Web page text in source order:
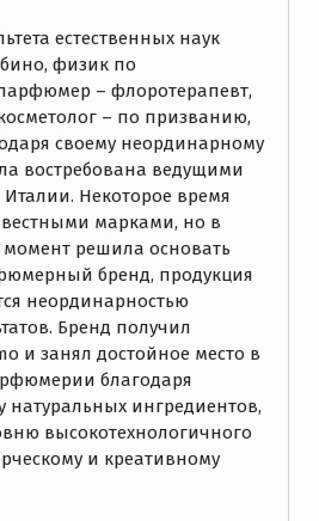
естественных наук
физик по
– флоротерапевт,
– по призванию,
своему неординарному
востребована ведущими
Некоторое время
марками, но в
решила основать
бренд, продукция
неординарностью
Бренд получил
и занял достойное место в
благодаря
натуральных ингредиентов,
высокотехнологичного
и креативному